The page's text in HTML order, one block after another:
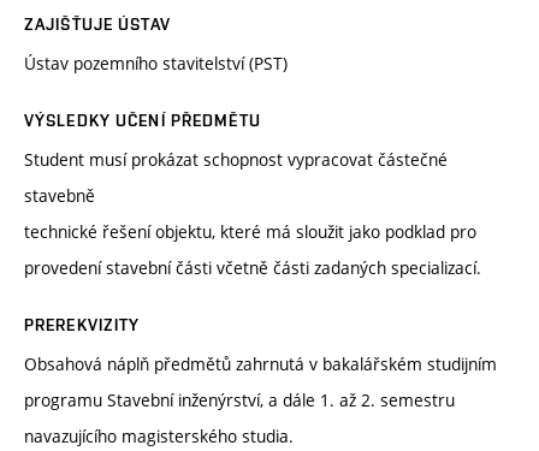
ZAJIŠŤUJE ÚSTAV
Ústav pozemního stavitelství (PST)
VÝSLEDKY UČENÍ PŘEDMĚTU
Student musí prokázat schopnost vypracovat částečné
stavebně
technické řešení objektu, které má sloužit jako podklad pro
provedení stavební části včetně části zadaných specializací.
PREREKVIZITY
Obsahová náplň předmětů zahrnutá v bakalářském studijním
programu Stavební inženýrství, a dále 1. až 2. semestru
navazujícího magisterského studia.